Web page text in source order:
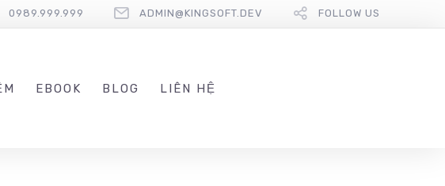
0989.999.999 ADMIN@KINGSOFT.DEV FOLLOW US
EBOOK BLOG LIÊN HỆ